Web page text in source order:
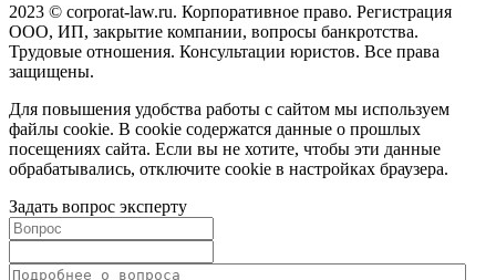
2023 © corporat-law.ru. Корпоративное право. Регистрация
ООО, ИП, закрытие компании, вопросы банкротства.
Трудовые отношения. Консультации юристов. Все права
защищены.
Для повышения удобства работы с сайтом мы используем
файлы cookie. В cookie содержатся данные о прошлых
посещениях сайта. Если вы не хотите, чтобы эти данные
обрабатывались, отключите cookie в настройках браузера.
Задать вопрос эксперту